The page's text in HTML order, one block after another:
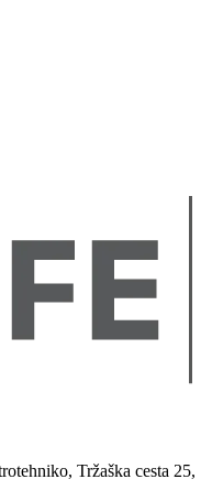
Tržaška cesta 25,